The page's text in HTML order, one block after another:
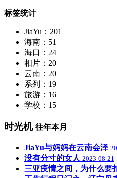
标签统计
JiaYu：201
海南：51
海口：24
相片：20
云南：20
系列：19
旅游：16
学校：15
时光机 往年本月
JiaYu与妈妈在云南会泽
没有分寸的女人 2023-08-21
三亚疫情之间，为什么要